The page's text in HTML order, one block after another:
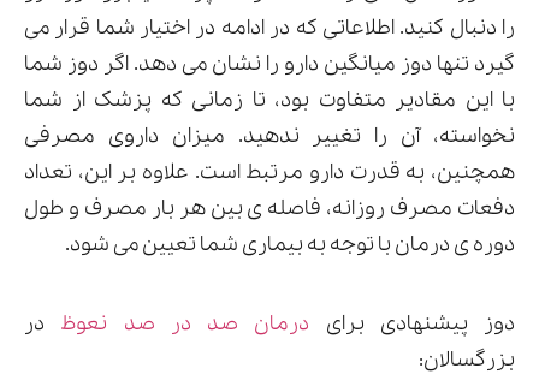
را دنبال کنید. اطلاعاتی که در ادامه در اختیار شما قرار می
گیرد تنها دوز میانگین دارو را نشان می دهد. اگر دوز شما
با این مقادیر متفاوت بود، تا زمانی که پزشک از شما
نخواسته، آن را تغییر ندهید. میزان داروی مصرفی
همچنین، به قدرت دارو مرتبط است. علاوه بر این، تعداد
دفعات مصرف روزانه، فاصله ی بین هر بار مصرف و طول
دوره ی درمان با توجه به بیماری شما تعیین می شود.
دوز پیشنهادی برای درمان صد در صد نعوظ در
بزرگسالان: